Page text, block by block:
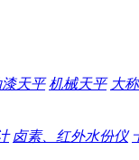
漆天平 机械天平 大
卤素、红外水份仪